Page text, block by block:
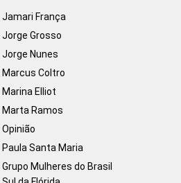
Jamari França
Jorge Grosso
Jorge Nunes
Marcus Coltro
Marina Elliot
Marta Ramos
Opinião
Paula Santa Maria
Grupo Mulheres do Brasil